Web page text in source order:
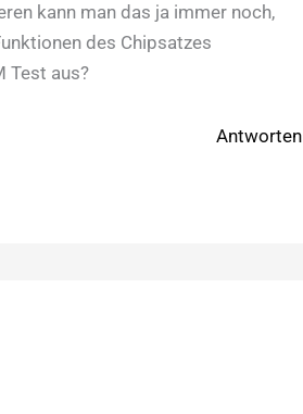
kann man das ja immer noch,
des Chipsatzes
Test aus?
Antworten